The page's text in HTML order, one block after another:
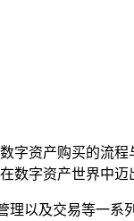
字资产购买的流
数字资产世界中迈
以及交易等一系